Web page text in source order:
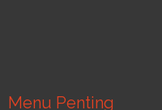
Menu Penting